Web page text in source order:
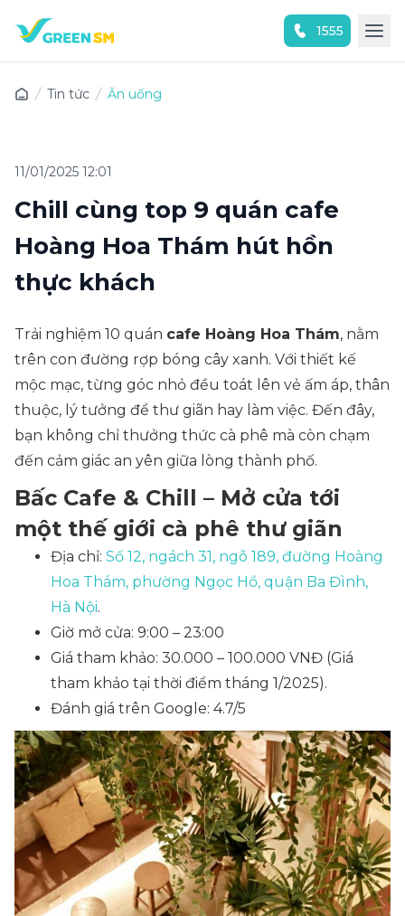
1555
Tin tức Ăn uống
11/01/2025 12:01
Chill cùng top 9 quán cafe
Hoàng Hoa Thám hút hồn
thực khách
Trải nghiệm 10 quán cafe Hoàng Hoa Thám, nằm
trên con đường rợp bóng cây xanh. Với thiết kế
mộc mạc, từng góc nhỏ đều toát lên vẻ ấm áp, thân
thuộc, lý tưởng để thư giãn hay làm việc. Đến đây,
bạn không chỉ thưởng thức cà phê mà còn chạm
đến cảm giác an yên giữa lòng thành phố.
Bấc Cafe & Chill – Mở cửa tới
một thế giới cà phê thư giãn
Địa chỉ: Số 12, ngách 31, ngõ 189, đường Hoàng
Hoa Thám, phường Ngọc Hồ, quận Ba Đình,
Hà Nội.
Giờ mở cửa: 9:00 – 23:00
Giá tham khảo: 30.000 – 100.000 VNĐ (Giá
tham khảo tại thời điểm tháng 1/2025).
Đánh giá trên Google: 4.7/5